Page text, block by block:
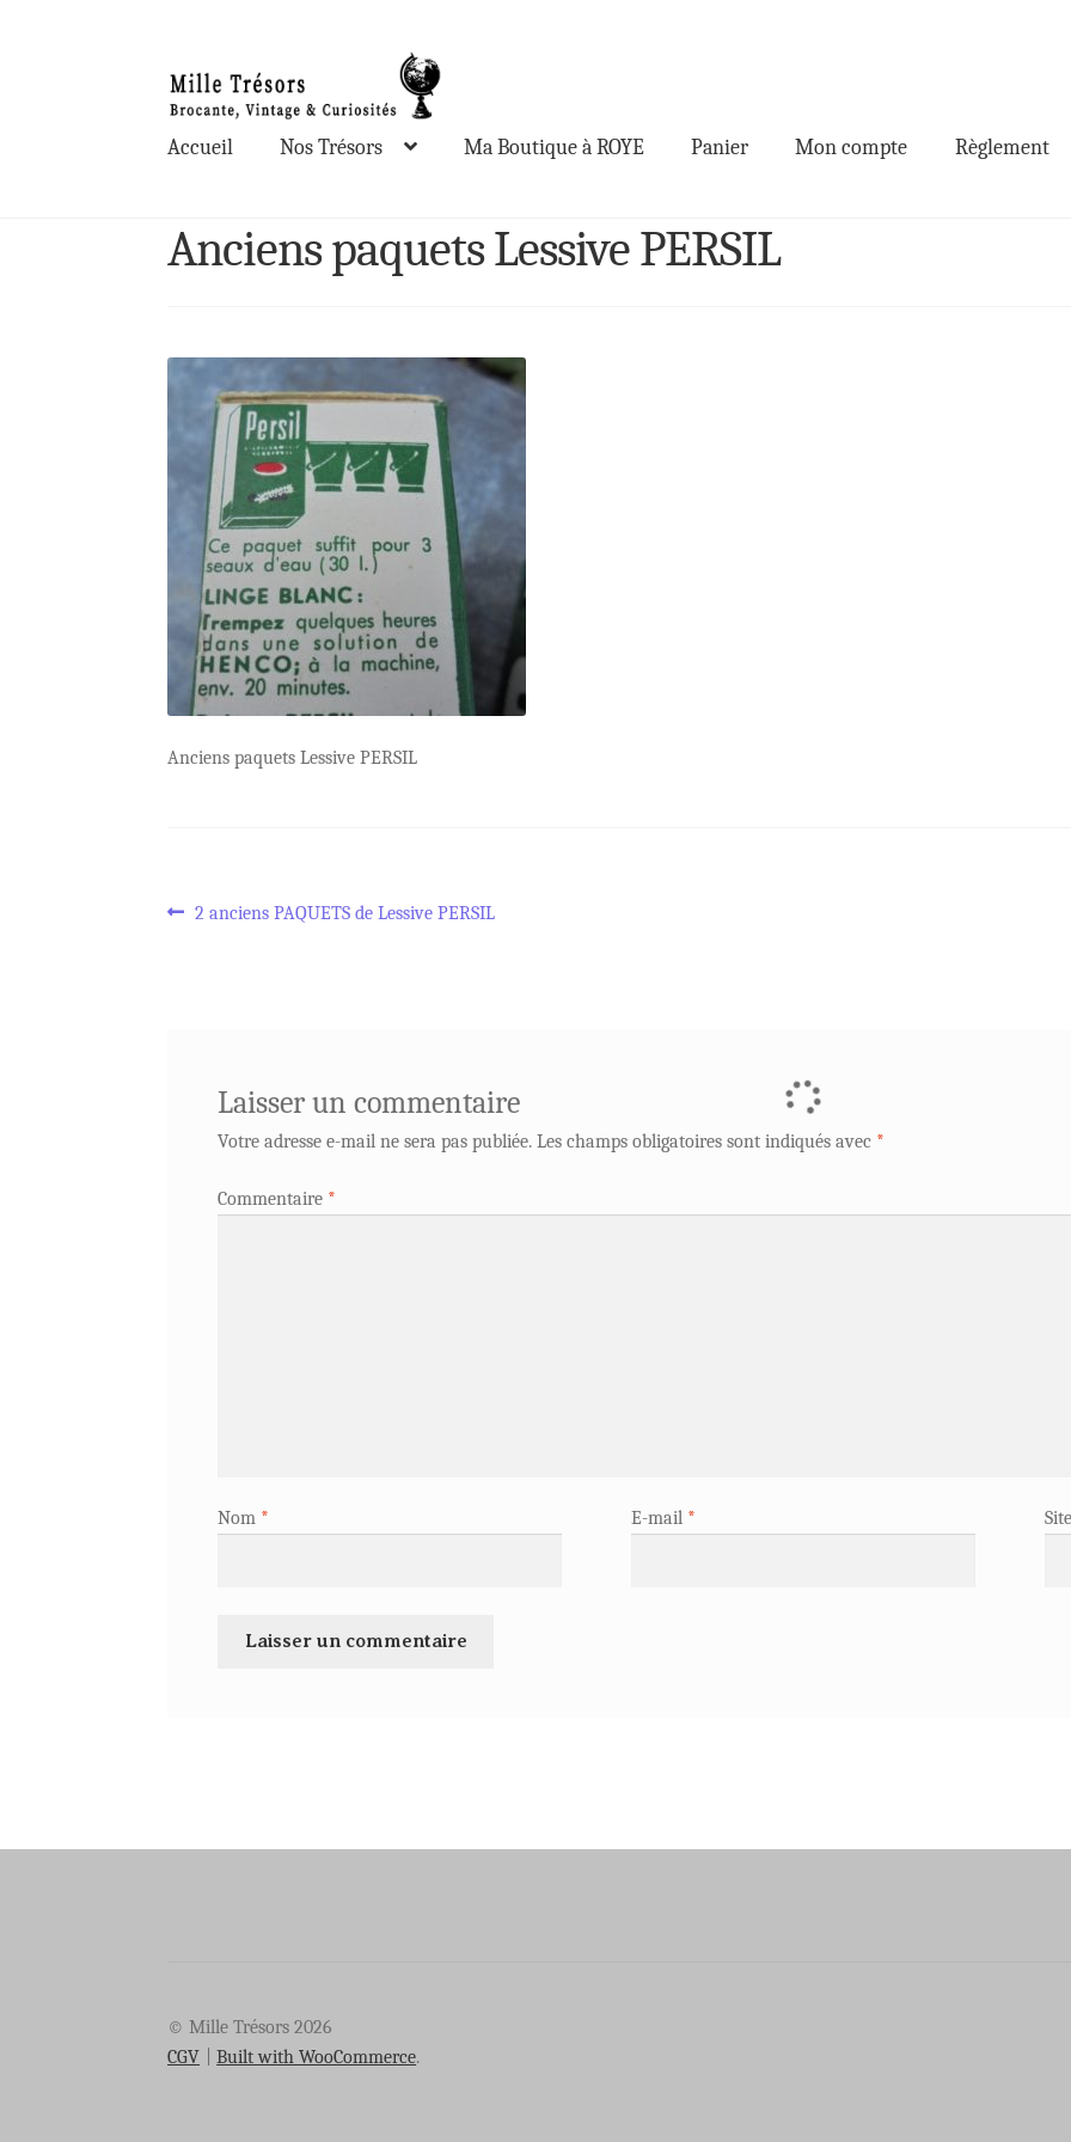
à
la
navigation
au
contenu
Accueil Nos Trésors Ma Boutique à ROYE Panier Mon compte Règlement
Anciens paquets Lessive PERSIL
Anciens paquets Lessive PERSIL
Navigation
Article
2 anciens PAQUETS de Lessive PERSIL
Laisser un commentaire
Votre adresse e-mail ne sera pas publiée. Les champs obligatoires sont indiqués avec *
Commentaire *
Nom * E-mail *
© Mille Trésors 2026
CGV
Built with WooCommerce.